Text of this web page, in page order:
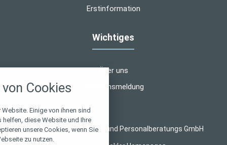
Erstinformation
Wichtiges
Über uns
Schadensmeldung
© 2026 B&T Vermögens- und Personalberatungs GmbH
Cookies
Einige von ihnen sind
diese Website und Ihre
unsere Cookies, wenn Sie
zu nutzen.
alle verwendeten Cookies und
zu blockieren.
Notwendig